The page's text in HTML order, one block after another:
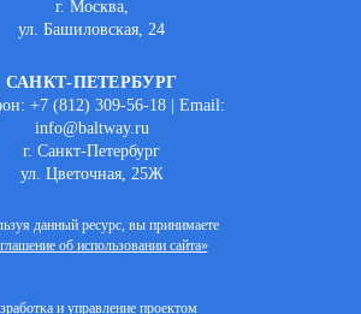
г. Москва,
ул. Башиловская, 24
САНКТ-ПЕТЕРБУРГ
+7 (812) 309-56-18 | Email:
info@baltway.ru
г. Санкт-Петербург
ул. Цветочная, 25Ж
и управление проектом
данный ресурс, вы принимаете
об использовании сайта»